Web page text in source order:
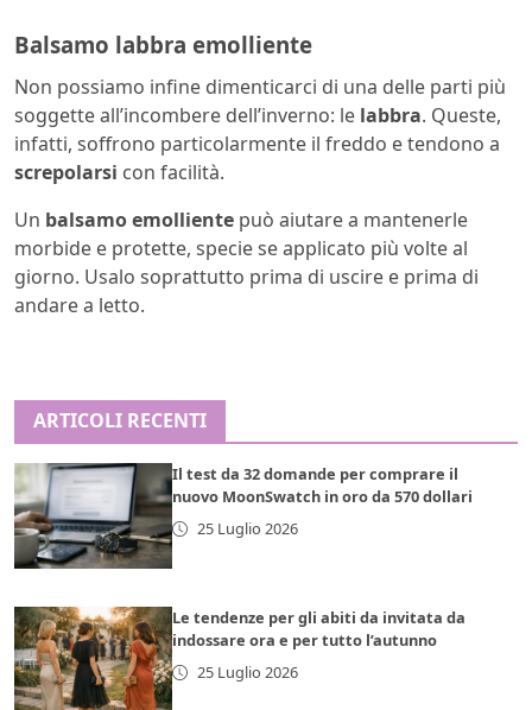
Balsamo labbra emolliente
Non possiamo infine dimenticarci di una delle parti più
soggette all’incombere dell’inverno: le labbra. Queste,
infatti, soffrono particolarmente il freddo e tendono a
screpolarsi con facilità.
Un balsamo emolliente può aiutare a mantenerle
morbide e protette, specie se applicato più volte al
giorno. Usalo soprattutto prima di uscire e prima di
andare a letto.
ARTICOLI RECENTI
Il test da 32 domande per comprare il
nuovo MoonSwatch in oro da 570 dollari
25 Luglio 2026
Le tendenze per gli abiti da invitata da
indossare ora e per tutto l’autunno
25 Luglio 2026